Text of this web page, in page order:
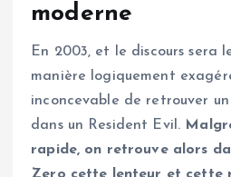
moderne
En 2003, et le discours sera
manière logiquement
inconcevable de retrouver
dans un Resident Evil.
rapide, on retrouve alors